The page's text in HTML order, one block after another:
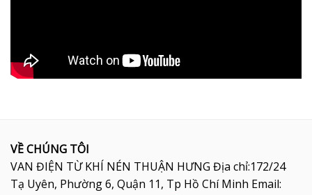
VỀ CHÚNG TÔI
VAN ĐIỆN TỪ KHÍ NÉN THUẬN HƯNG Địa chỉ:172/24
Tạ Uyên, Phường 6, Quận 11, Tp Hồ Chí Minh Email: